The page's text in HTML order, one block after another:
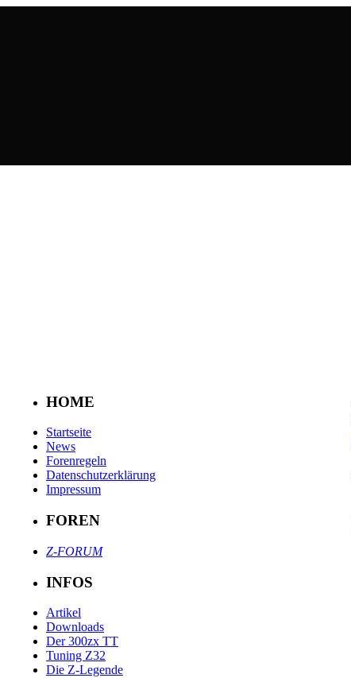
HOME
Startseite
News
Forenregeln
Datenschutzerklärung
Impressum
FOREN
Z-FORUM
INFOS
Artikel
Downloads
Der 300zx TT
Tuning Z32
Die Z-Legende